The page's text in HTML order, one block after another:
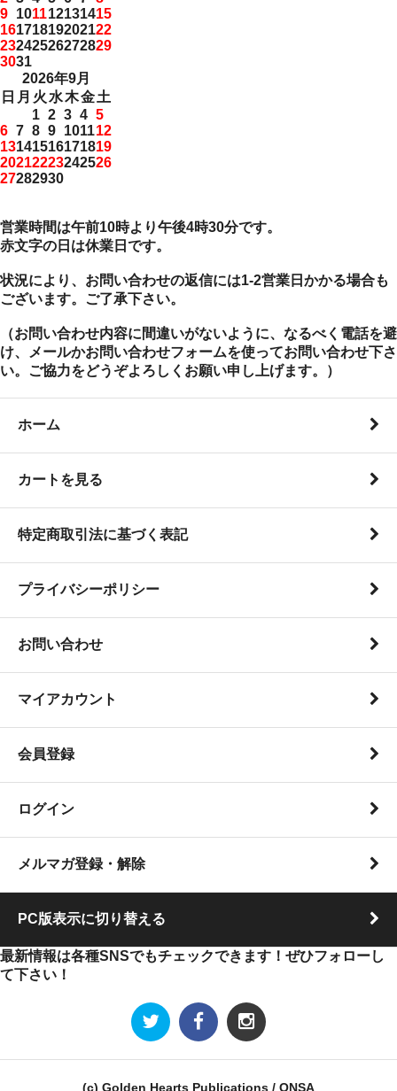
9 101112131415
16171819202122
23242526272829
3031
2026年9月
日 月 火 水木金土
1 2 3 4 5
6 7 8 9 101112
13141516171819
20212223242526
27282930
営業時間は午前10時より午後4時30分です。
赤文字の日は休業日です。
状況により、お問い合わせの返信には1-2営業日かかる場合も
ございます。ご了承下さい。
（お問い合わせ内容に間違いがないように、なるべく電話を避
け、メールかお問い合わせフォームを使ってお問い合わせ下さ
い。ご協力をどうぞよろしくお願い申し上げます。）
ホーム
カートを見る
特定商取引法に基づく表記
プライバシーポリシー
お問い合わせ
マイアカウント
会員登録
ログイン
メルマガ登録・解除
PC版表示に切り替える
最新情報は各種SNSでもチェックできます！ぜひフォローし
て下さい！
(c) Golden Hearts Publications / ONSA